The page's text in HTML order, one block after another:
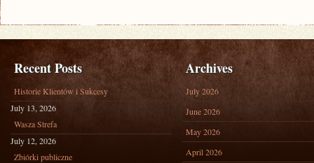
Recent Posts
Historie Klientów i Sukcesy
July 13, 2026
Wasza Strefa
July 12, 2026
Zbiórki publiczne
Archives
July 2026
June 2026
May 2026
April 2026